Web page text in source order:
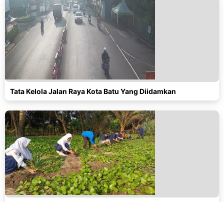
Tata Kelola Jalan Raya Kota Batu Yang Diidamkan